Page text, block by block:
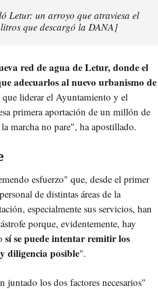
Letur: un arroyo que atraviesa el
que descargó la DANA]
red de agua de Letur, donde el
adecuarlos al nuevo urbanismo de
liderar el Ayuntamiento y el
primera aportación de un millón de
marcha no pare", ha apostillado.
esfuerzo" que, desde el primer
de distintas áreas de la
especialmente sus servicios, han
porque, evidentemente, hay
sí se puede intentar remitir los
diligencia posible".
juntado los dos factores necesarios"